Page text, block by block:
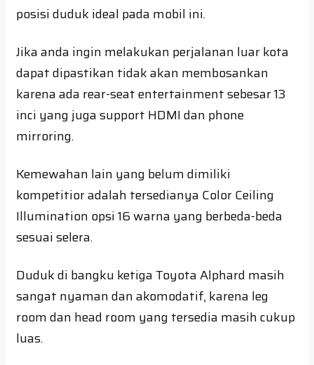
posisi duduk ideal pada mobil ini.
Jika anda ingin melakukan perjalanan luar kota
dapat dipastikan tidak akan membosankan
karena ada rear-seat entertainment sebesar 13
inci yang juga support HDMI dan phone
mirroring.
Kemewahan lain yang belum dimiliki
kompetitior adalah tersedianya Color Ceiling
Illumination opsi 16 warna yang berbeda-beda
sesuai selera.
Duduk di bangku ketiga Toyota Alphard masih
sangat nyaman dan akomodatif, karena leg
room dan head room yang tersedia masih cukup
luas.